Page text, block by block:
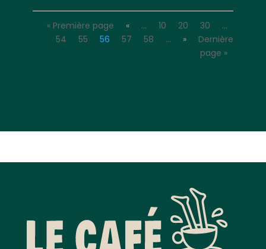
« Première page « … 10 20 30
…
54
55 56 57 58 … »
Dernière
page »